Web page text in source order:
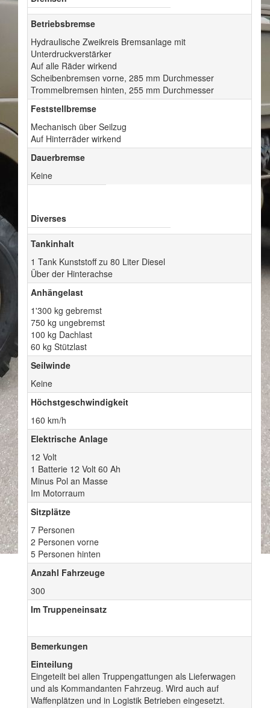
Betriebsbremse
Hydraulische Zweikreis Bremsanlage mit
Unterdruckverstärker
Auf alle Räder wirkend
Scheibenbremsen vorne, 285 mm Durchmesser
Trommelbremsen hinten, 255 mm Durchmesser
Feststellbremse
Mechanisch über Seilzug
Auf Hinterräder wirkend
Dauerbremse
Keine
Diverses
Tankinhalt
1 Tank Kunststoff zu 80 Liter Diesel
Über der Hinterachse
Anhängelast
1'300 kg gebremst
750 kg ungebremst
100 kg Dachlast
60 kg Stützlast
Seilwinde
Keine
Höchstgeschwindigkeit
160 km/h
Elektrische Anlage
12 Volt
1 Batterie 12 Volt 60 Ah
Minus Pol an Masse
Im Motorraum
Sitzplätze
7 Personen
2 Personen vorne
5 Personen hinten
Anzahl Fahrzeuge
300
Im Truppeneinsatz
Bemerkungen
Einteilung
Eingeteilt bei allen Truppengattungen als Lieferwagen
und als Kommandanten Fahrzeug. Wird auch auf
Waffenplätzen und in Logistik Betrieben eingesetzt.